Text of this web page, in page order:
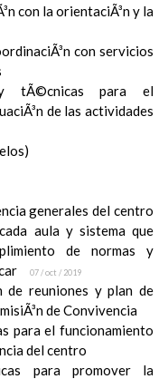
con la orientaciÃ³n y la
con servicios
y tÃ©cnicas para el
de las actividades
generales del centro
aula y sistema que
de normas y
07 / oct / 2019
de reuniones y plan de
de Convivencia
para el funcionamiento
del centro
para promover la